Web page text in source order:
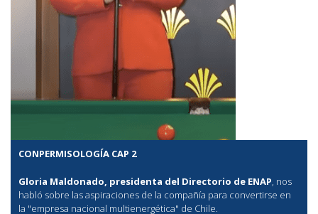
CONPERMISOLOGÍA CAP 2
Gloria Maldonado, presidenta del Directorio de ENAP , nos
habló sobre las aspiraciones de la compañía para convertirse en
la "empresa nacional multienergética" de Chile.